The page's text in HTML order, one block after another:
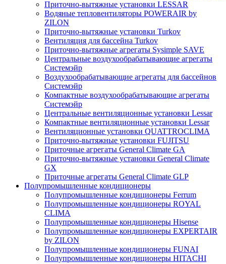
Приточно-вытяжные установки LESSAR
Водяные тепловентиляторы POWERAIR by
ZILON
Приточно-вытяжные установки Turkov
Вентиляция для бассейна Turkov
Приточно-вытяжные агрегаты Sysimple SAVE
Центральные воздухообрабатывающие агрегаты
Системэйр
Воздухообрабатывающие агрегаты для бассейнов
Системэйр
Компактные воздухообрабатывающие агрегаты
Системэйр
Центральные вентиляционные установки Lessar
Компактные вентиляционные установки Lessar
Вентиляционные установки QUATTROCLIMA
Приточно-вытяжные установки FUJITSU
Приточные агрегаты General Climate GA
Приточно-вытяжные установки General Climate
GX
Приточные агрегаты General Climate GLP
Полупромышленные кондиционеры
Полупромышленные кондиционеры Ferrum
Полупромышленные кондиционеры ROYAL
CLIMA
Полупромышленные кондиционеры Hisense
Полупромышленные кондиционеры EXPERTAIR
by ZILON
Полупромышленные кондиционеры FUNAI
Полупромышленные кондиционеры HITACHI